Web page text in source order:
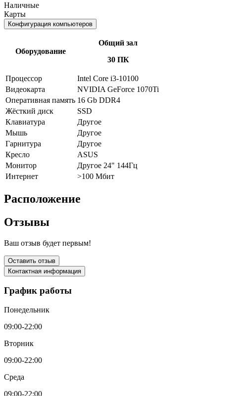
Наличные
Карты
Конфигурация компьютеров
Оборудование
Общий зал
30 ПК
Процессор
Intel Core i3-10100
Видеокарта
NVIDIA GeForce 1070Ti
Оперативная память 16 Gb DDR4
Жёсткий диск
SSD
Клавиатура
Другое
Мышь
Другое
Гарнитура
Другое
Кресло
ASUS
Монитор
Другое 24" 144Гц
Интернет
>100 Мбит
Расположение
Отзывы
Ваш отзыв будет первым!
Оставить отзыв
Контактная информация
График работы
Понедельник
09:00-22:00
Вторник
09:00-22:00
Среда
09:00-22:00